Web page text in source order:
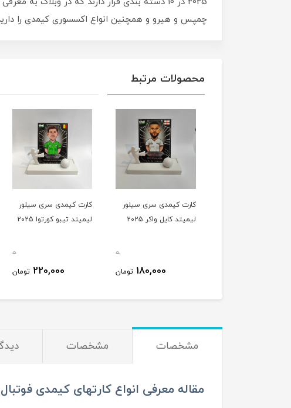
چمپس و هیرو و همچنین انواع اکسسوری کیمدی را دارید
محصولات مرتبط
کارت کیمدی سری سیلور
لیمیتد کایل واکر 2025
0
180,000 تومان
کارت کیمدی سری سیلور
لیمیتد تیبو کورتوا 2025
0
220,000 تومان
مشخصات مشخصات
مقاله معرفی انواع کارتهای کیمدی فوتبال 2025 در وبلاگ